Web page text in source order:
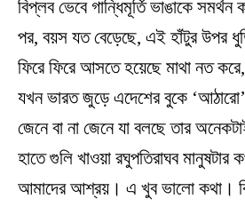
বিপ্লব ভেবে গান্ধিমূর্তি ভাঙাকে
পর, বয়স যত বেড়েছে, এই হাঁটুর উপর
ফিরে ফিরে আসতে হয়েছে মাথা নত
যখন ভারত জুড়ে এদেশের বুকে
জেনে বা না জেনে যা বলছে তার
হাতে গুলি খাওয়া রঘুপতিরাঘব
আমাদের আশ্রয়। এ খুব ভালো কথা।